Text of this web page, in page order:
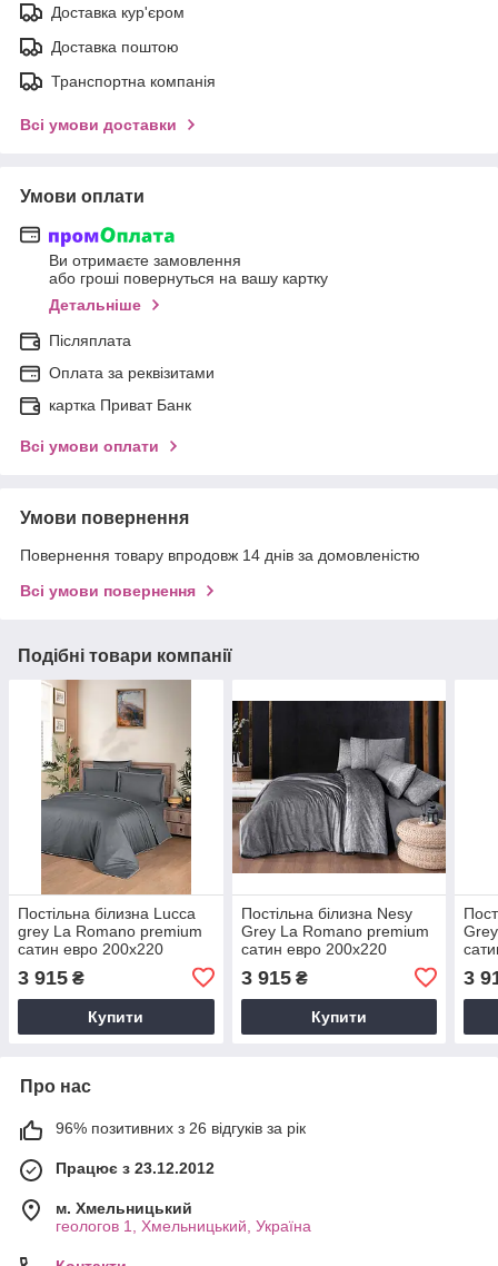
Доставка кур'єром
Доставка поштою
Транспортна компанія
Всі умови доставки
Умови оплати
Ви отримаєте замовлення
або гроші повернуться на вашу картку
Детальніше
Післяплата
Оплата за реквізитами
картка Приват Банк
Всі умови оплати
Умови повернення
Повернення товару впродовж 14 днів за домовленістю
Всі умови повернення
Подібні товари компанії
Постільна білизна Lucca
grey La Romano premium
сатин евро 200х220
3 915 ₴
Купити
Постільна білизна Nesy
Grey La Romano premium
сатин евро 200х220
3 915₴
Купити
3
Про нас
96% позитивних з 26 відгуків за рік
Працює з 23.12.2012
м. Хмельницький
геологов 1, Хмельницький, Україна